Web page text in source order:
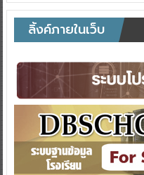
ลิ้งค์ภายในเว็บ